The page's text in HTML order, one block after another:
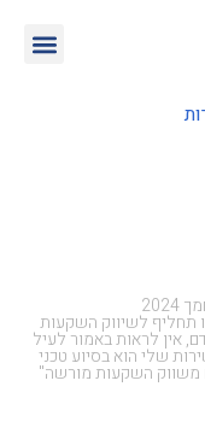
תחליף לשיווק השקעות
אין לראות באמור לעיל
שלי הוא בסיוע טכני
משווק השקעות מורשה"